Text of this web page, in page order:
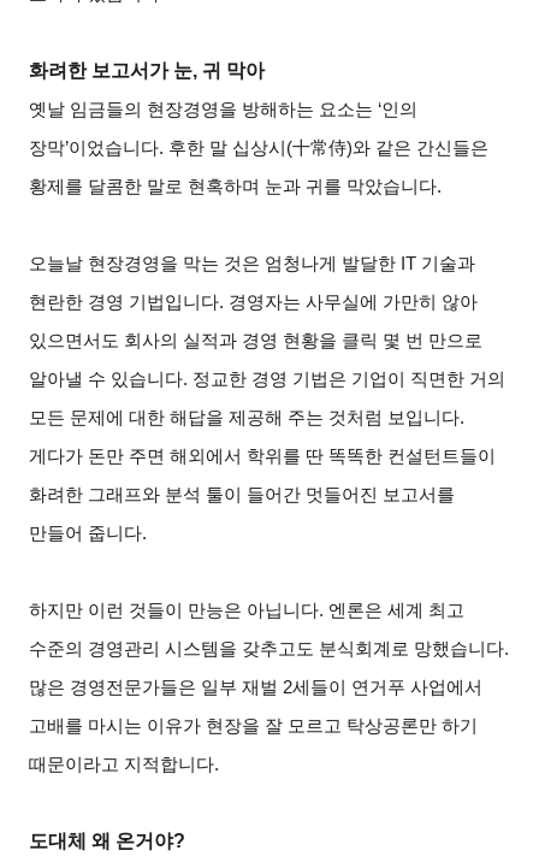
화려한 보고서가 눈, 귀 막아
옛날 임금들의 현장경영을 방해하는 요소는 ‘인의
장막’이었습니다. 후한 말 십상시(十常侍)와 같은 간신들은
황제를 달콤한 말로 현혹하며 눈과 귀를 막았습니다.
오늘날 현장경영을 막는 것은 엄청나게 발달한 IT 기술과
현란한 경영 기법입니다. 경영자는 사무실에 가만히 않아
있으면서도 회사의 실적과 경영 현황을 클릭 몇 번 만으로
알아낼 수 있습니다. 정교한 경영 기법은 기업이 직면한 거의
모든 문제에 대한 해답을 제공해 주는 것처럼 보입니다.
게다가 돈만 주면 해외에서 학위를 딴 똑똑한 컨설턴트들이
화려한 그래프와 분석 툴이 들어간 멋들어진 보고서를
만들어 줍니다.
하지만 이런 것들이 만능은 아닙니다. 엔론은 세계 최고
수준의 경영관리 시스템을 갖추고도 분식회계로 망했습니다.
많은 경영전문가들은 일부 재벌 2세들이 연거푸 사업에서
고배를 마시는 이유가 현장을 잘 모르고 탁상공론만 하기
때문이라고 지적합니다.
도대체 왜 온거야?